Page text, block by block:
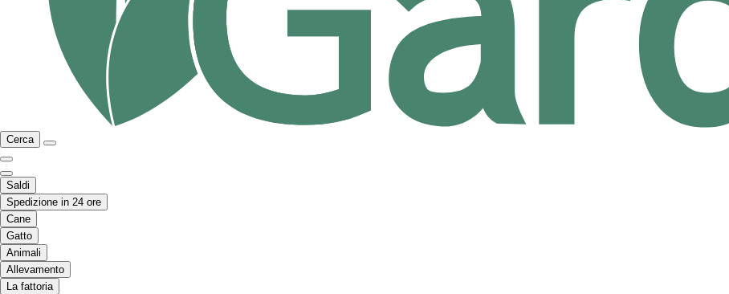
Cerca
Saldi
Spedizione in 24 ore
Cane
Gatto
Animali
Allevamento
La fattoria